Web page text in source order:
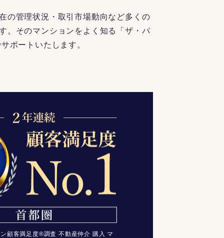
の管理状況・取引市場動向など多くの
。そのマンションをよく知る「ザ・パ
ポートいたします。
顧客満足度®調査 不動産仲介 購入 マ